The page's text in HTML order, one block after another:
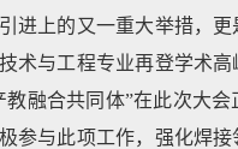
进上的又一重大举措，
术与工程专业再登学术
教融合共同体”在此次大
参与此项工作，强化焊